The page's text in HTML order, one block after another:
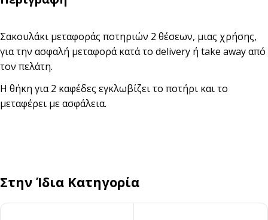
Σακουλάκι μεταφοράς ποτηριών 2 θέσεων, μιας χρήσης,
για την ασφαλή μεταφορά κατά το delivery ή take away από
τον πελάτη.
Η θήκη για 2 καφέδες εγκλωβίζει το ποτήρι και το
μεταφέρει με ασφάλεια.
Στην Ίδια Κατηγορία